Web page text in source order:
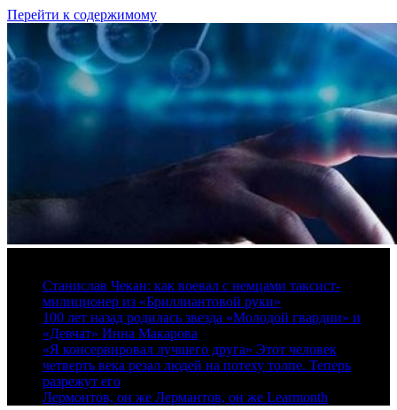
Перейти к содержимому
Станислав Чекан: как воевал с немцами таксист-
милиционер из «Бриллиантовой руки»
100 лет назад родилась звезда «Молодой гвардии» и
«Девчат» Инна Макарова
«Я консервировал лучшего друга» Этот человек
четверть века резал людей на потеху толпе. Теперь
разрежут его
Лермонтов, он же Лермантов, он же Learmonth